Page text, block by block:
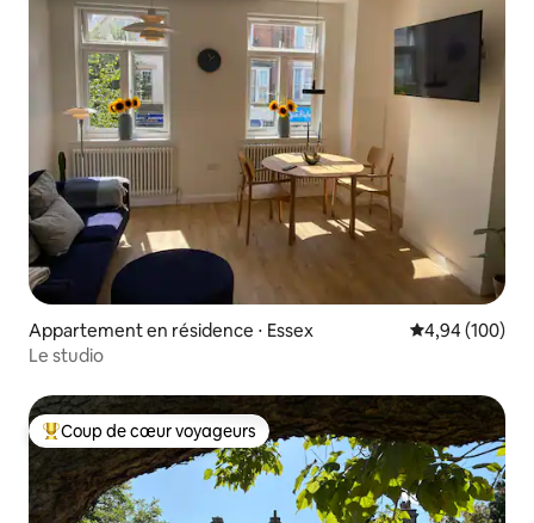
Appartement en résidence ⋅ Essex Évaluation
4,94 (100)
Le studio
Coups de cœur voyageurs les plus appréciés
Coup de cœur voyageurs